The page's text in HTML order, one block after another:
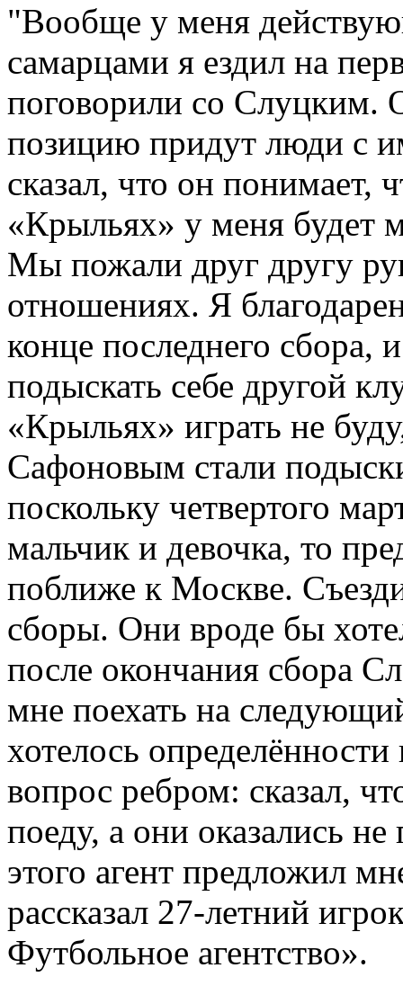
"Вообще у меня
самарцами я ездил на
поговорили со Слуцким.
позицию придут люди с
сказал, что он понимает,
«Крыльях» у меня будет
Мы пожали друг другу
отношениях. Я
конце последнего сбора,
подыскать себе другой
«Крыльях» играть не
Сафоновым стали
поскольку четвертого
мальчик и девочка, то
поближе к Москве.
сборы. Они вроде бы
после окончания сбора
мне поехать на
хотелось
вопрос ребром: сказал,
поеду, а они оказались
этого агент предложил
рассказал 27-летний
Футбольное агентство».